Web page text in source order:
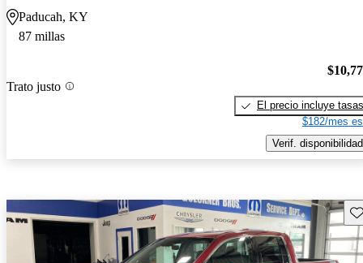
Paducah, KY
87 millas
Trato justo
El precio incluye tasas
$182/mes
Verif. disponibilidad